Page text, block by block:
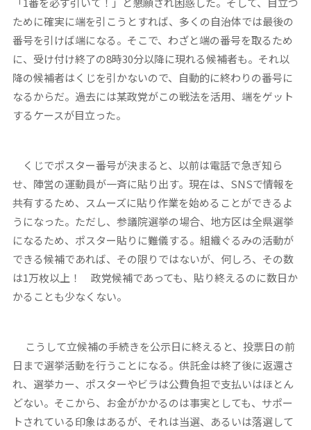
ために確実に端を引こうとすれば、多くの自治体では最後の
番号を引けば端になる。そこで、わざと端の番号を取るため
に、受け付け終了の8時30分以降に現れる候補者も。それ以
降の候補者はくじを引かないので、自動的に終わりの番号に
なるからだ。過去には某政党がこの戦法を活用、端をゲット
するケースが目立った。
くじでポスター番号が決まると、以前は電話で急ぎ知ら
せ、陣営の運動員が一斉に貼り出す。現在は、SNSで情報を
共有するため、スムーズに貼り作業を始めることができるよ
うになった。ただし、参議院選挙の場合、地方区は全県選挙
になるため、ポスター貼りに難儀する。組織ぐるみの活動が
できる候補であれば、その限りではないが、何しろ、その数
は1万枚以上！ 政党候補であっても、貼り終えるのに数日か
かることも少なくない。
こうして立候補の手続きを公示日に終えると、投票日の前
日まで選挙活動を行うことになる。供託金は終了後に返還さ
れ、選挙カー、ポスターやビラは公費負担で支払いはほとん
どない。そこから、お金がかかるのは事実としても、サポー
トされている印象はあるが、それは当選、あるいは落選して